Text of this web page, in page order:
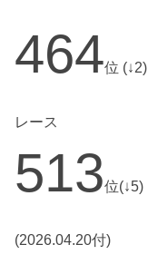
464位 (↓2)
レース
513位(↓5)
(2026.04.20付)